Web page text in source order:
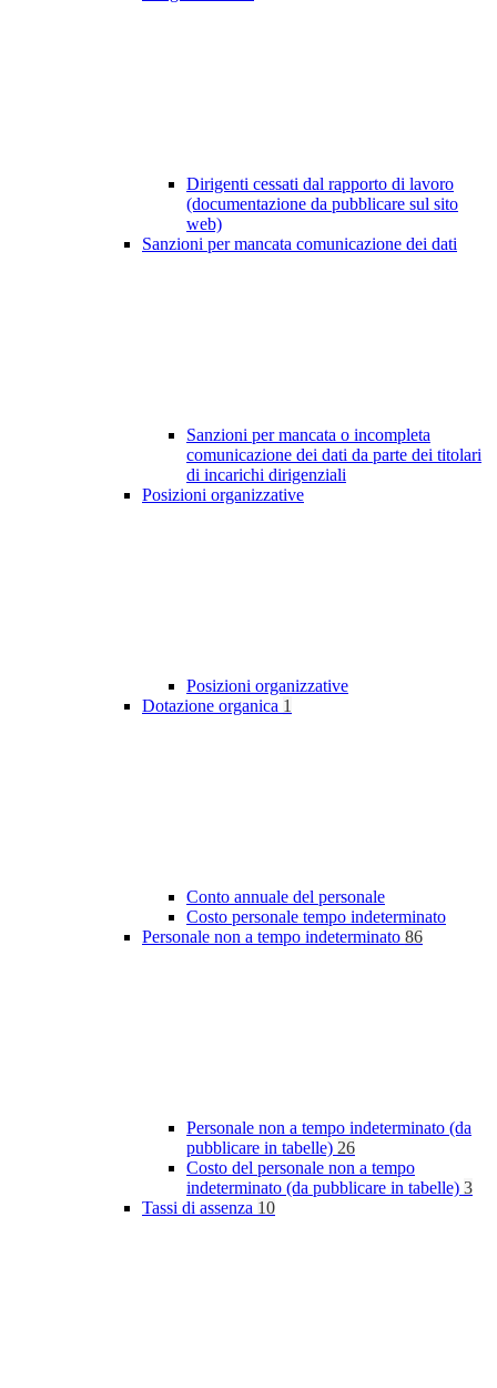
Dirigenti cessati dal rapporto di lavoro
(documentazione da pubblicare sul sito
web)
Sanzioni per mancata comunicazione dei dati
Sanzioni per mancata o incompleta
comunicazione dei dati da parte dei titolari
di incarichi dirigenziali
Posizioni organizzative
Posizioni organizzative
Dotazione organica 1
Conto annuale del personale
Costo personale tempo indeterminato
Personale non a tempo indeterminato 86
Personale non a tempo indeterminato (da
pubblicare in tabelle) 26
Costo del personale non a tempo
indeterminato (da pubblicare in tabelle) 3
Tassi di assenza 10